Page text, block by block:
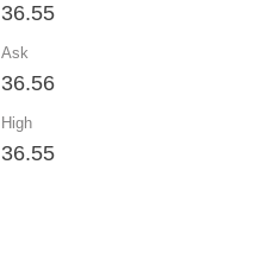
36.55
Ask
36.56
High
36.55